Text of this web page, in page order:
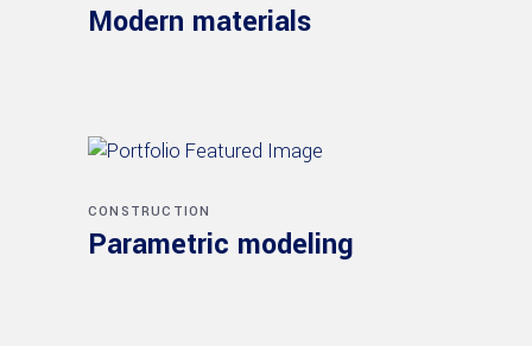
Modern materials
CONSTRUCTION
Parametric modeling